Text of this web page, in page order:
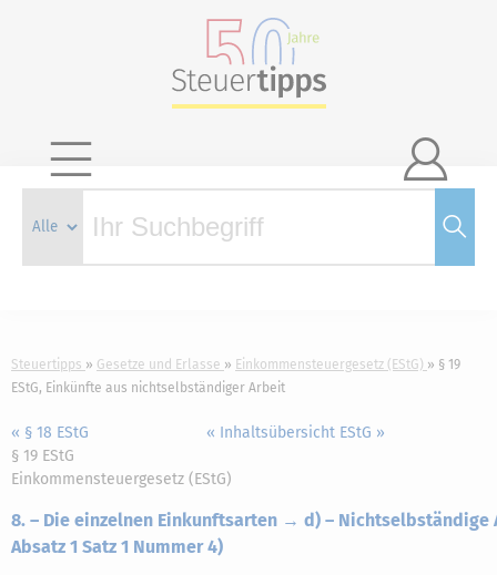

Steuertipps Gesetze und Erlasse Einkommensteuergesetz (EStG)
§ 19
EStG, Einkünfte aus nichtselbständiger Arbeit
« § 18 EStG « Inhaltsübersicht EStG »
§ 19 EStG
Einkommensteuergesetz (EStG)
8. – Die einzelnen Einkunftsarten → d) – Nichtselbständige
Absatz 1 Satz 1 Nummer 4)